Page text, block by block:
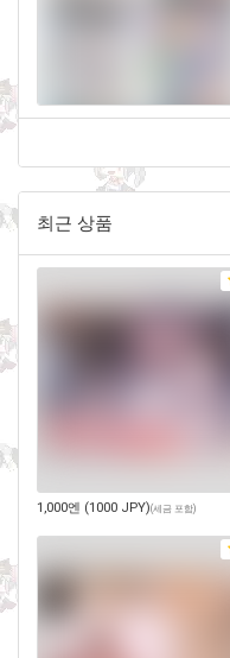
최근 상품
1,000엔 (1000 JPY)(세금 포함)